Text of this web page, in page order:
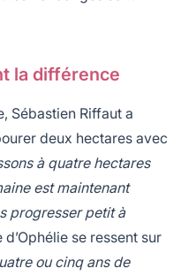
la différence
Sébastien Riffaut a
deux hectares avec
à quatre hectares
est maintenant
progresser petit à
se ressent sur
ou cinq ans de